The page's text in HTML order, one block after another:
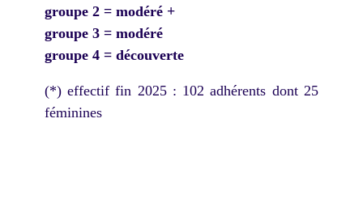
groupe 2 = modéré +
groupe 3 = modéré
groupe 4 = découverte
(*) effectif fin 2025 : 102 adhérents dont 25
féminines